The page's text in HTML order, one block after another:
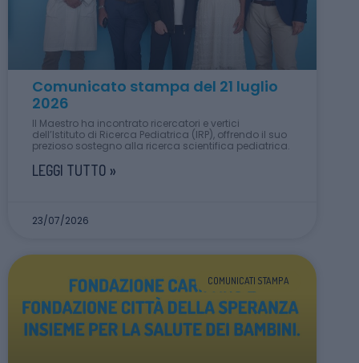
Comunicato stampa del 21 luglio
2026
Il Maestro ha incontrato ricercatori e vertici
dell’Istituto di Ricerca Pediatrica (IRP), offrendo il suo
prezioso sostegno alla ricerca scientifica pediatrica.
LEGGI TUTTO »
23/07/2026
COMUNICATI STAMPA